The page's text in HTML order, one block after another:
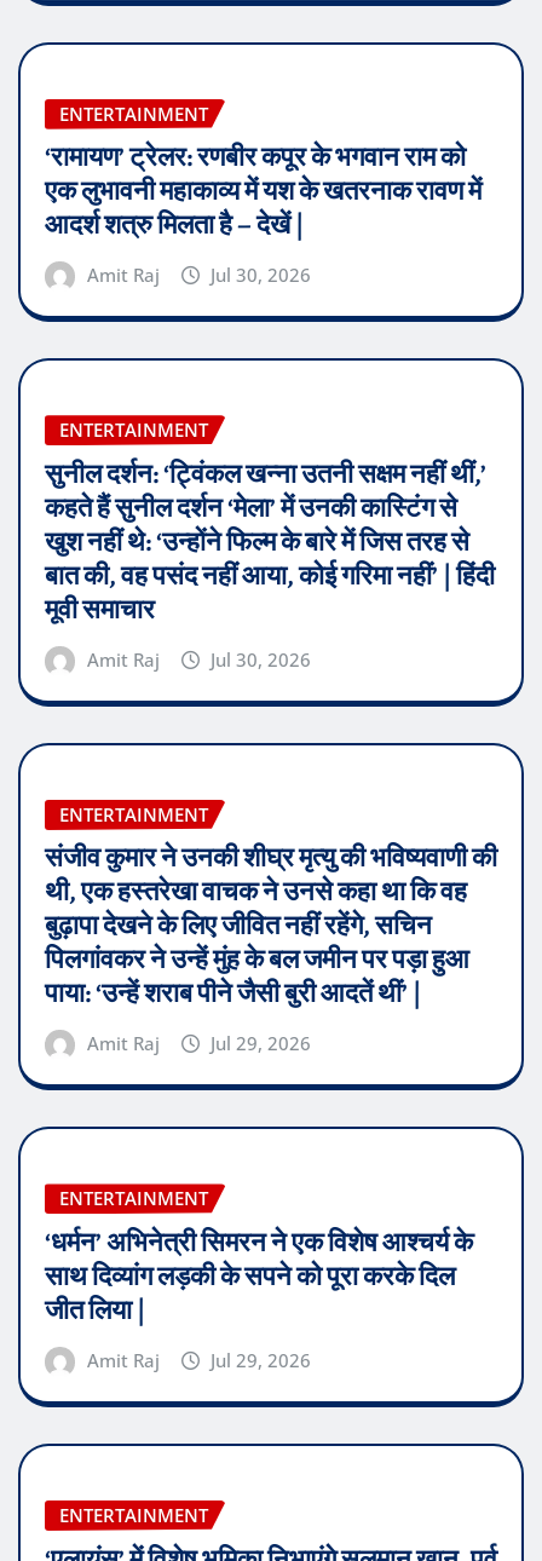
ENTERTAINMENT
‘रामायण’ ट्रेलर: रणबीर कपूर के भगवान राम को
एक लुभावनी महाकाव्य में यश के खतरनाक रावण में
आदर्श शत्रु मिलता है – देखें |
Amit Raj Jul 30, 2026
ENTERTAINMENT
सुनील दर्शन: ‘ट्विंकल खन्ना उतनी सक्षम नहीं थीं,’
कहते हैं सुनील दर्शन ‘मेला’ में उनकी कास्टिंग से
खुश नहीं थे: ‘उन्होंने फिल्म के बारे में जिस तरह से
बात की, वह पसंद नहीं आया, कोई गरिमा नहीं’ | हिंदी
मूवी समाचार
Amit Raj Jul 30, 2026
ENTERTAINMENT
संजीव कुमार ने उनकी शीघ्र मृत्यु की भविष्यवाणी की
थी, एक हस्तरेखा वाचक ने उनसे कहा था कि वह
बुढ़ापा देखने के लिए जीवित नहीं रहेंगे, सचिन
पिलगांवकर ने उन्हें मुंह के बल जमीन पर पड़ा हुआ
पाया: ‘उन्हें शराब पीने जैसी बुरी आदतें थीं’ |
Amit Raj Jul 29, 2026
ENTERTAINMENT
‘धर्मन’ अभिनेत्री सिमरन ने एक विशेष आश्चर्य के
साथ दिव्यांग लड़की के सपने को पूरा करके दिल
जीत लिया |
Amit Raj Jul 29, 2026
ENTERTAINMENT